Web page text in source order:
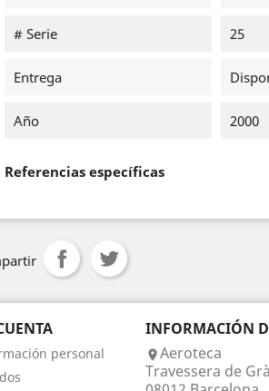
# Serie 25
Entrega
Año 2000
Referencias específicas
personal
INFORMACIÓN
Aeroteca
Travessera de